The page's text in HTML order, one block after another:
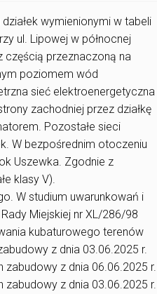
wymienionymi w tabeli
ul. Lipowej w północnej
częścią przeznaczoną na
poziomem wód
sieć elektroenergetyczna
zachodniej przez działkę
Pozostałe sieci
W bezpośrednim otoczeniu
Uszewka. Zgodnie z
klasy V).
W studium uwarunkowań i
Miejskiej nr XL/286/98
kubaturowego terenów
z dnia 03.06.2025 r.
zabudowy z dnia 06.06.2025 r.
zabudowy z dnia 03.06.2025 r.